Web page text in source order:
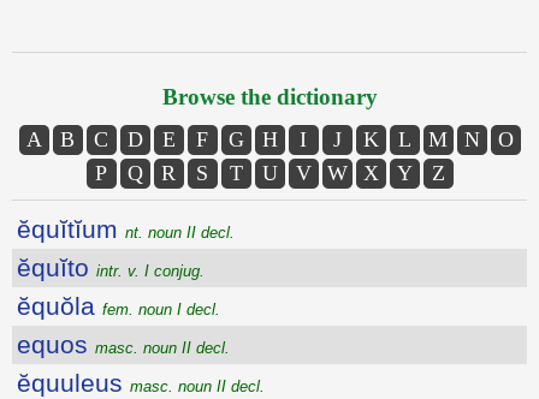
Browse the dictionary
A B C D E F G H I J K L M N
O
P
Q R S T U V W X Y Z
ĕquĭtĭum nt. noun II decl.
ĕquĭto intr. v. I conjug.
ĕquŏla fem. noun I decl.
equos masc. noun II decl.
ĕquuleus masc. noun II decl.